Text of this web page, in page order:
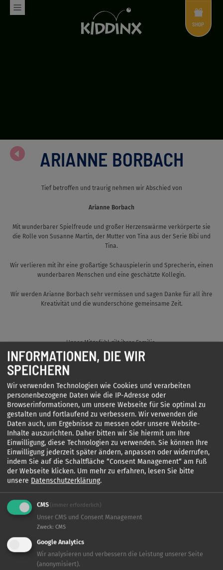
Shop
Menü
SHOP
ARIANNE BORBACH
Tief betroffen und traurig nehmen wir Abschied von
Arianne Borbach
Mit wunderbarer Spielfreude und großer Herzenswärme verkörperte sie
die Rolle von Susanne Martin, der Mutter von Tina aus der Serie Bibi und
Tina.
Wir verlieren mit ihr eine großartige Schauspielerin und Sprecherin, einen
wunderbaren Menschen und eine geschätzte Kollegin.
Wir werden Arianne Borbach sehr vermissen und sagen Danke für all ihre
Kreativität und die wunderschöne gemeinsame Zeit.
Unser Mitgefühl gilt ihrer Familie.
Die Geschäftsführung und alle Mitarbeiterinnen und Mitarbeiter
KIDDINX Studios GmbH
KIDDINX Media GmbH
Good Time Holding GmbH
KIDDINX
INFORMATIONEN, DIE WIR
SPEICHERN
Wir verwenden Technologien wie Cookies und verarbeiten
personenbezogene Daten wie die IP-Adresse oder
Browserinformationen, um unsere Webseite für Sie optimal zu
gestalten und fortlaufend zu verbessern. Wir verwenden die
Daten auch, um Ergebnisse zu messen oder unsere Website-
Inhalte auszurichten. Daher bitten wir Sie hiermit um Ihre
Einwilligung, diese Technologien zu verwenden. Sie können Ihre
Einwilligung jederzeit später ändern, anpassen oder widerrufen,
indem Sie auf die Schaltfläche “Consent Management“ am Fuß
der Webseite klicken. Um mehr zu erfahren, lesen Sie bitte
unsere Datenschutzerklärung.
CMS (immer erforderlich)
Unser CMS und Consent Management
Zweck: CMS
Google Analytics
Wir analysieren und verbessern die Leistung unserer Seite
(anonymisiert).